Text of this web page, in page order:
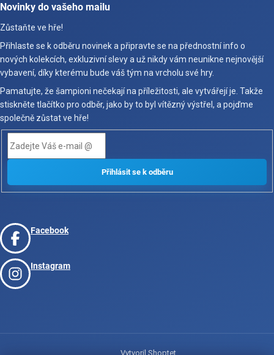
Novinky do vašeho mailu
Zůstaňte ve hře!
Přihlaste se k odběru novinek a připravte se na přednostní info o
nových kolekcích, exkluzivní slevy a už nikdy vám neunikne nejnovější
vybavení, díky kterému bude váš tým na vrcholu své hry.
Pamatujte, že šampioni nečekají na příležitosti, ale vytvářejí je. Takže
stiskněte tlačítko pro odběr, jako by to byl vítězný výstřel, a pojďme
společně zůstat ve hře!
Facebook
Instagram
Vytvoril Shoptet